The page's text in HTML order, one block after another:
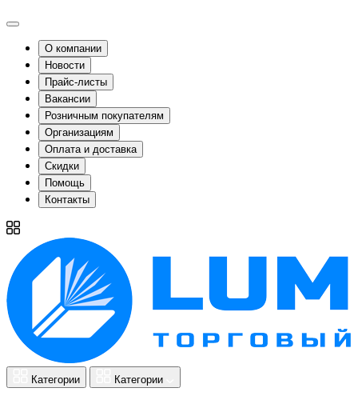
О компании
Новости
Прайс-листы
Вакансии
Розничным покупателям
Организациям
Оплата и доставка
Скидки
Помощь
Контакты
Категории Категории